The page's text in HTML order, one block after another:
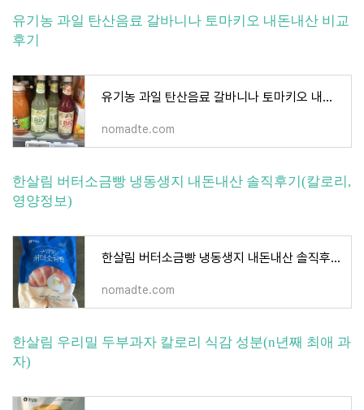
유기농 과일 탄산음료 갈바니나 토마키오 내돈내산 비교
후기
유기농 과일 탄산음료 갈바니나 토마키오 내돈내산 비교 후기
nomadte.com
한살림 버터소금빵 냉동생지 내돈내산 솔직후기(칼로리,
영양정보)
한살림 버터소금빵 냉동생지 내돈내산 솔직후기(칼로리, 영양정보)
nomadte.com
한살림 우리밀 두부과자 칼로리 식감 성분(n년째 최애 과
자)